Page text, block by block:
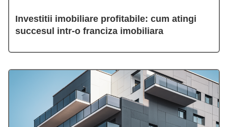
Investitii imobiliare profitabile: cum atingi
succesul intr-o franciza imobiliara